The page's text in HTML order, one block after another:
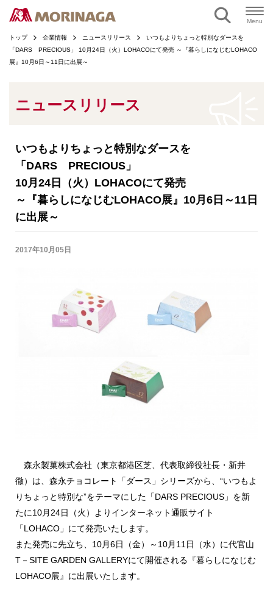
Menu
トップ 企業情報 ニュースリリース
いつもよりちょっと特別なダースを
「DARS PRECIOUS」 10月24日（火）LOHACOにて発売 ～『暮らしになじむLOHACO
展』10月6日～11日に出展～
ニュースリリース
いつもよりちょっと特別なダースを
「DARS PRECIOUS」
10月24日（火）LOHACOにて発売
～『暮らしになじむLOHACO展』10月6日～11日
に出展～
2017年10月05日
森永製菓株式会社（東京都港区芝、代表取締役社長・新井
徹）は、森永チョコレート「ダース」シリーズから、“いつもよ
りちょっと特別な”をテーマにした「DARS PRECIOUS」を新
たに10月24日（火）よりインターネット通販サイト
「LOHACO」にて発売いたします。
また発売に先立ち、10月6日（金）～10月11日（水）に代官山
T－SITE GARDEN GALLERYにて開催される『暮らしになじむ
LOHACO展』に出展いたします。